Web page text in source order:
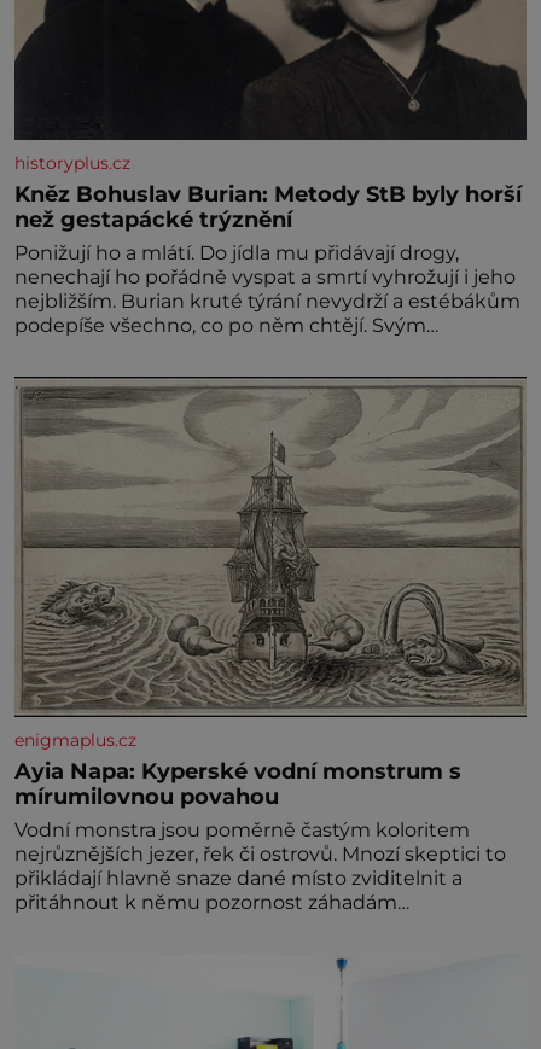
historyplus.cz
Kněz Bohuslav Burian: Metody StB byly horší
než gestapácké trýznění
Ponižují ho a mlátí. Do jídla mu přidávají drogy,
nenechají ho pořádně vyspat a smrtí vyhrožují i jeho
nejbližším. Burian kruté týrání nevydrží a estébákům
podepíše všechno, co po něm chtějí. Svým
výslechů nikdo nevyvíjel fyzický ani psychický nátlak.
Syn brněnského řezníka chce být knězem a
enigmaplus.cz
Ayia Napa: Kyperské vodní monstrum s
mírumilovnou povahou
Vodní monstra jsou poměrně častým koloritem
nejrůznějších jezer, řek či ostrovů. Mnozí skeptici to
přikládají hlavně snaze dané místo zviditelnit a
přitáhnout k němu pozornost záhadám